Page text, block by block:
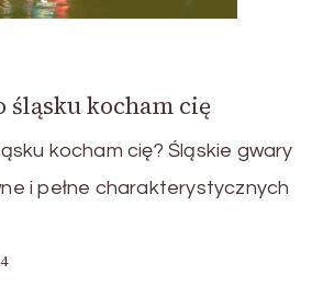
śląsku kocham cię
kocham cię? Śląskie gwary
i pełne charakterystycznych